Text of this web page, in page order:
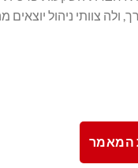
ולה צוותי ניהול
המאמר